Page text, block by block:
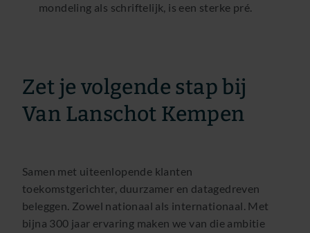
mondeling als schriftelijk, is een sterke pré.
Zet je volgende stap bij
Van Lanschot Kempen
Samen met uiteenlopende klanten
toekomstgerichter, duurzamer en datagedreven
beleggen. Zowel nationaal als internationaal. Met
bijna 300 jaar ervaring maken we van die ambitie